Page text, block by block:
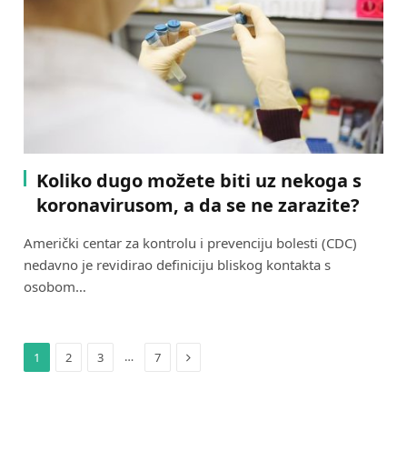
Koliko dugo možete biti uz nekoga s
koronavirusom, a da se ne zarazite?
Američki centar za kontrolu i prevenciju bolesti (CDC)
nedavno je revidirao definiciju bliskog kontakta s
osobom…
1 2 3 … 7 Next